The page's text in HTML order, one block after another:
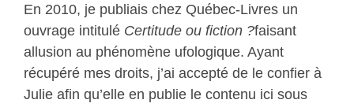
En 2010, je publiais chez Québec-Livres un
ouvrage intitulé Certitude ou fiction ?faisant
allusion au phénomène ufologique. Ayant
récupéré mes droits, j’ai accepté de le confier à
Julie afin qu’elle en publie le contenu ici sous